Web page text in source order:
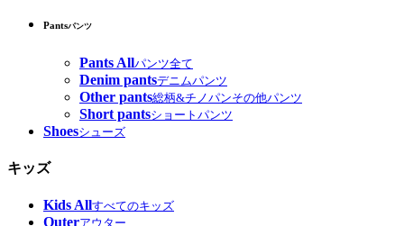
Pantsパンツ
Pants Allパンツ全て
Denim pantsデニムパンツ
Other pants総柄&チノパンその他パンツ
Short pantsショートパンツ
Shoesシューズ
キッズ
Kids Allすべてのキッズ
Outerアウター